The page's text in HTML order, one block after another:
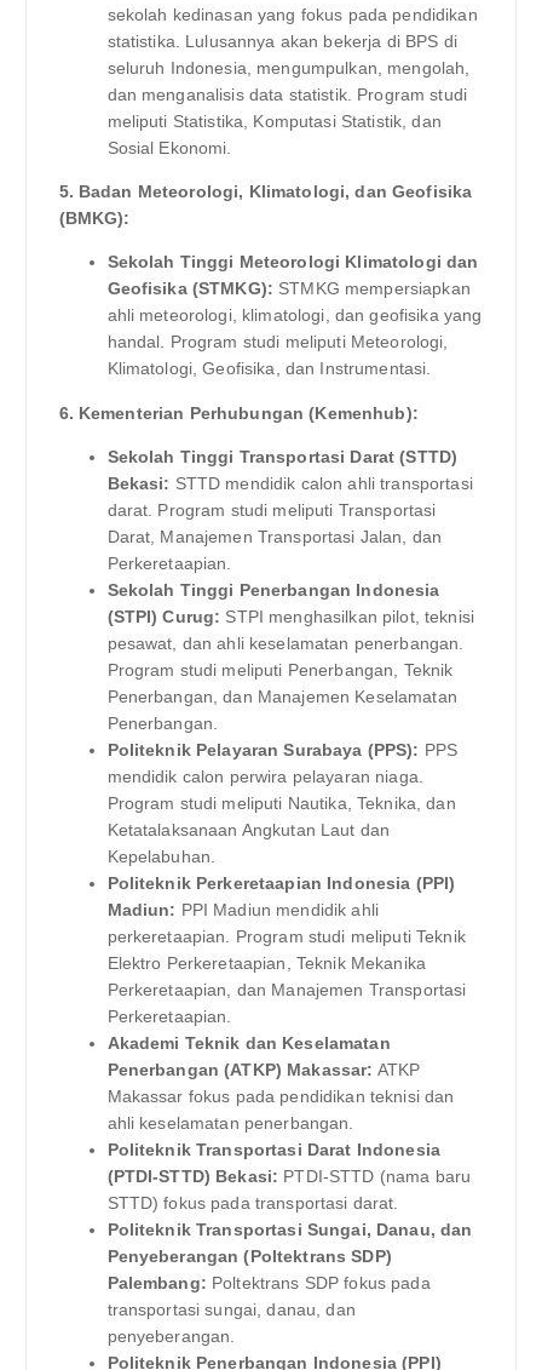
sekolah kedinasan yang fokus pada pendidikan
statistika. Lulusannya akan bekerja di BPS di
seluruh Indonesia, mengumpulkan, mengolah,
dan menganalisis data statistik. Program studi
meliputi Statistika, Komputasi Statistik, dan
Sosial Ekonomi.
5. Badan Meteorologi, Klimatologi, dan Geofisika
(BMKG):
Sekolah Tinggi Meteorologi Klimatologi dan
Geofisika (STMKG): STMKG mempersiapkan
ahli meteorologi, klimatologi, dan geofisika yang
handal. Program studi meliputi Meteorologi,
Klimatologi, Geofisika, dan Instrumentasi.
6. Kementerian Perhubungan (Kemenhub):
Sekolah Tinggi Transportasi Darat (STTD)
Bekasi: STTD mendidik calon ahli transportasi
darat. Program studi meliputi Transportasi
Darat, Manajemen Transportasi Jalan, dan
Perkeretaapian.
Sekolah Tinggi Penerbangan Indonesia
(STPI) Curug: STPI menghasilkan pilot, teknisi
pesawat, dan ahli keselamatan penerbangan.
Program studi meliputi Penerbangan, Teknik
Penerbangan, dan Manajemen Keselamatan
Penerbangan.
Politeknik Pelayaran Surabaya (PPS): PPS
mendidik calon perwira pelayaran niaga.
Program studi meliputi Nautika, Teknika, dan
Ketatalaksanaan Angkutan Laut dan
Kepelabuhan.
Politeknik Perkeretaapian Indonesia (PPI)
Madiun: PPI Madiun mendidik ahli
perkeretaapian. Program studi meliputi Teknik
Elektro Perkeretaapian, Teknik Mekanika
Perkeretaapian, dan Manajemen Transportasi
Perkeretaapian.
Akademi Teknik dan Keselamatan
Penerbangan (ATKP) Makassar: ATKP
Makassar fokus pada pendidikan teknisi dan
ahli keselamatan penerbangan.
Politeknik Transportasi Darat Indonesia
(PTDI-STTD) Bekasi: PTDI-STTD (nama baru
STTD) fokus pada transportasi darat.
Politeknik Transportasi Sungai, Danau, dan
Penyeberangan (Poltektrans SDP)
Palembang: Poltektrans SDP fokus pada
transportasi sungai, danau, dan
penyeberangan.
Politeknik Penerbangan Indonesia (PPI)